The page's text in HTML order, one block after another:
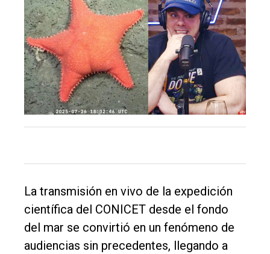
El
único
DIARIO
Balcarce
Inicio
General
Política
Cultura
La transmisión en vivo de la expedición
científica del CONICET desde el fondo
del mar se convirtió en un fenómeno de
audiencias sin precedentes, llegando a